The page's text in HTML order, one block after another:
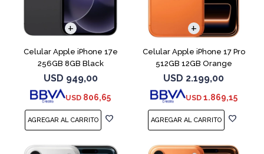
Celular Apple iPhone 17e
256GB 8GB Black
USD 949,00
USD 806,65
COMPARAR
Celular Apple iPhone 17 Pro
512GB 12GB Orange
USD 2.199,00
USD 1.869,15